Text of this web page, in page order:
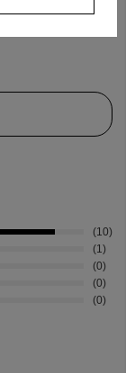
10
1
0
0
0